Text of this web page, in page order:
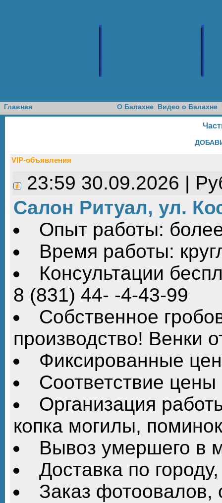
Главная О Балахне Видео о Балахне
VIP-объявления
23:59 30.09.2026 |
Салон Ритуал, ул.
Опыт работы:
Время работы:
Консультации
8 (831) 44- -4-43-99
Собственное
производство! Венки
Фиксированные
Соответствие цены
Организация
копка могилы,
Вывоз умершего в
Доставка по
Заказ фотоовалов,